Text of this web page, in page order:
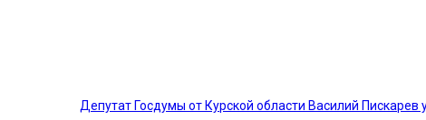
Депутат Госдумы от Курской области Василий